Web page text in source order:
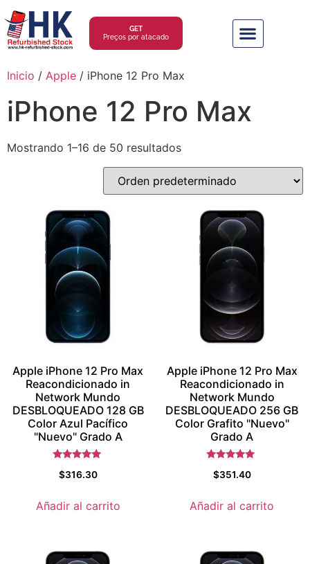
GET
Preços por atacado
Inicio / Apple / iPhone 12 Pro Max
iPhone 12 Pro Max
Mostrando 1–16 de 50 resultados
Apple iPhone 12 Pro Max
Reacondicionado in
Network Mundo
DESBLOQUEADO 128 GB
Color Azul Pacífico
"Nuevo" Grado A
5.5
$316.30
Añadir al carrito
Apple iPhone 12 Pro Max
Reacondicionado in
Network Mundo
DESBLOQUEADO 256 GB
Color Grafito "Nuevo"
Grado A
5.5
$351.40
Añadir al carrito